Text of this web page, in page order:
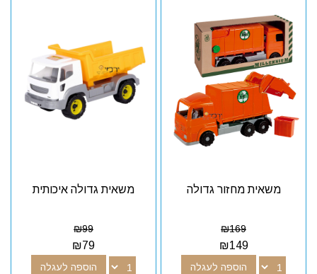
משאית מחזור גדולה
₪169
₪149
הוספה לעגלה
משאית גדולה איכותית
₪99
₪79
הוספה לעגלה